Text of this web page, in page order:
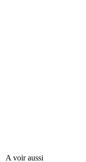
A voir aussi